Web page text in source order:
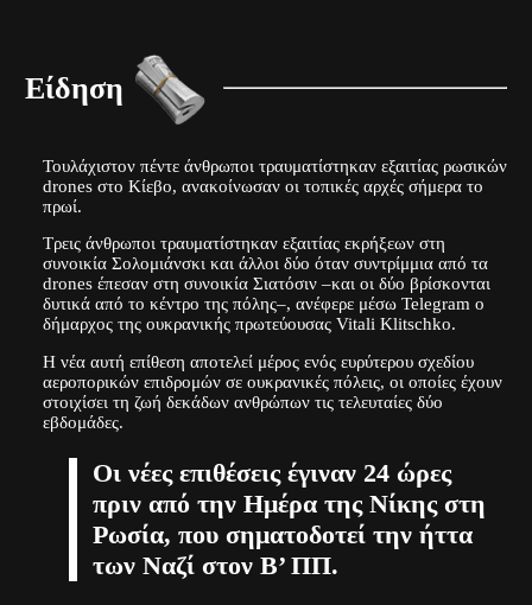
Είδηση
Τουλάχιστον πέντε άνθρωποι τραυματίστηκαν εξαιτίας ρωσικών
drones στο Κίεβο, ανακοίνωσαν οι τοπικές αρχές σήμερα το
πρωί.
Τρεις άνθρωποι τραυματίστηκαν εξαιτίας εκρήξεων στη
συνοικία Σολομιάνσκι και άλλοι δύο όταν συντρίμμια από τα
drones έπεσαν στη συνοικία Σιατόσιν –και οι δύο βρίσκονται
δυτικά από το κέντρο της πόλης–, ανέφερε μέσω Telegram ο
δήμαρχος της ουκρανικής πρωτεύουσας Vitali Klitschko.
Η νέα αυτή επίθεση αποτελεί μέρος ενός ευρύτερου σχεδίου
αεροπορικών επιδρομών σε ουκρανικές πόλεις, οι οποίες έχουν
στοιχίσει τη ζωή δεκάδων ανθρώπων τις τελευταίες δύο
εβδομάδες.
Οι νέες επιθέσεις έγιναν 24 ώρες
πριν από την Ημέρα της Νίκης στη
Ρωσία, που σηματοδοτεί την ήττα
των Ναζί στον Β’ ΠΠ.